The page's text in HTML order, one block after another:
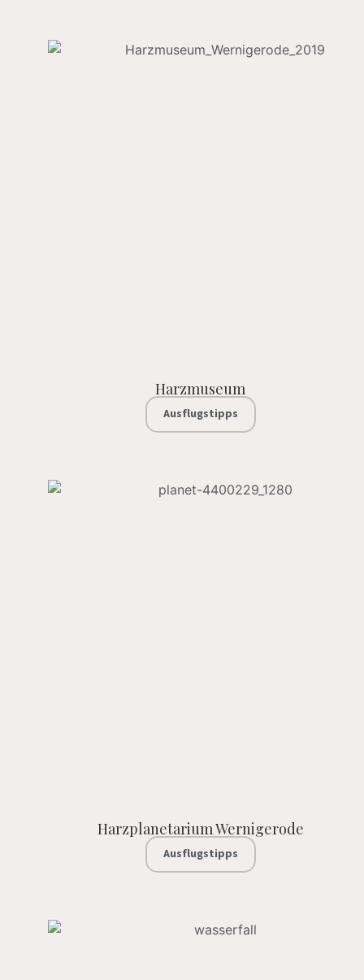
Harzmuseum
Ausflugstipps
Harzplanetarium Wernigerode
Ausflugstipps